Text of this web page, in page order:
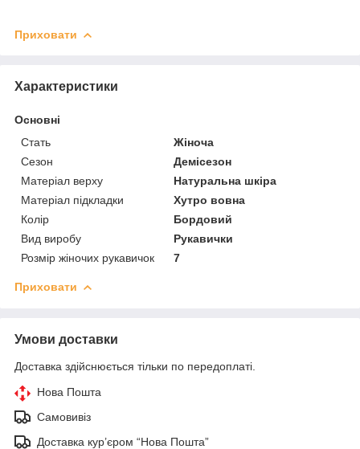
Приховати
Характеристики
Основні
Стать
Жіноча
Сезон
Демісезон
Матеріал верху
Натуральна шкіра
Матеріал підкладки
Хутро вовна
Колір
Бордовий
Вид виробу
Рукавички
Розмір жіночих рукавичок
7
Приховати
Умови доставки
Доставка здійснюється тільки по передоплаті.
Нова Пошта
Самовивіз
Доставка кур’єром “Нова Пошта”